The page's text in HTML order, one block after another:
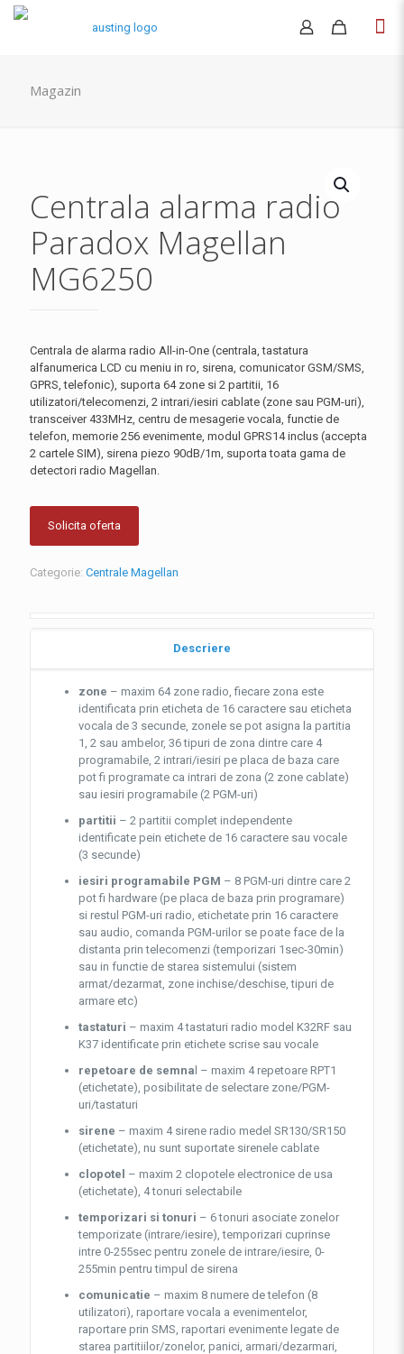
Magazin
Centrala alarma radio
Paradox Magellan
MG6250
Centrala de alarma radio All-in-One (centrala, tastatura
alfanumerica LCD cu meniu in ro, sirena, comunicator GSM/SMS,
GPRS, telefonic), suporta 64 zone si 2 partitii, 16
utilizatori/telecomenzi, 2 intrari/iesiri cablate (zone sau PGM-uri),
transceiver 433MHz, centru de mesagerie vocala, functie de
telefon, memorie 256 evenimente, modul GPRS14 inclus (accepta
2 cartele SIM), sirena piezo 90dB/1m, suporta toata gama de
detectori radio Magellan.
Solicita oferta
Categorie: Centrale Magellan
Descriere
zone – maxim 64 zone radio, fiecare zona este
identificata prin eticheta de 16 caractere sau eticheta
vocala de 3 secunde, zonele se pot asigna la partitia
1, 2 sau ambelor, 36 tipuri de zona dintre care 4
programabile, 2 intrari/iesiri pe placa de baza care
pot fi programate ca intrari de zona (2 zone cablate)
sau iesiri programabile (2 PGM-uri)
partitii – 2 partitii complet independente
identificate pein etichete de 16 caractere sau vocale
(3 secunde)
iesiri programabile PGM – 8 PGM-uri dintre care 2
pot fi hardware (pe placa de baza prin programare)
si restul PGM-uri radio, etichetate prin 16 caractere
sau audio, comanda PGM-urilor se poate face de la
distanta prin telecomenzi (temporizari 1sec-30min)
sau in functie de starea sistemului (sistem
armat/dezarmat, zone inchise/deschise, tipuri de
armare etc)
tastaturi – maxim 4 tastaturi radio model K32RF sau
K37 identificate prin etichete scrise sau vocale
repetoare de semna l – maxim 4 repetoare RPT1
(etichetate), posibilitate de selectare zone/PGM-
uri/tastaturi
sirene – maxim 4 sirene radio medel SR130/SR150
(etichetate), nu sunt suportate sirenele cablate
clopotel – maxim 2 clopotele electronice de usa
(etichetate), 4 tonuri selectabile
temporizari si tonuri – 6 tonuri asociate zonelor
temporizate (intrare/iesire), temporizari cuprinse
intre 0-255sec pentru zonele de intrare/iesire, 0-
255min pentru timpul de sirena
comunicatie – maxim 8 numere de telefon (8
utilizatori), raportare vocala a evenimentelor,
raportare prin SMS, raportari evenimente legate de
starea partitiilor/zonelor, panici, armari/dezarmari,